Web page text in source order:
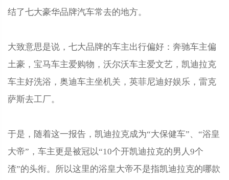
结了七大豪华品牌汽车常去的地方。
大致意思是说，七大品牌的车主出行偏好：奔驰车主偏
土豪，宝马车主爱购物，沃尔沃车主爱文艺，凯迪拉克
车主好洗浴，奥迪车主坐机关，英菲尼迪好娱乐，雷克
萨斯去工厂。
于是，随着这一报告，凯迪拉克成为“大保健车”、“浴皇
大帝”，车主更是被冠以“10个开凯迪拉克的男人9个
渣”的头衔。所以这里的浴皇大帝不是指凯迪拉克的哪款